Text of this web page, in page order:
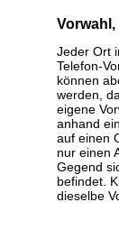
Vorwahl,
Jeder Ort
Telefon-
können
werden,
eigene
anhand
auf einen
nur einen
Gegend
befindet.
dieselbe